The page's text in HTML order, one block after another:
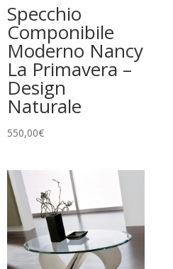
Specchio
Componibile
Moderno Nancy
La Primavera –
Design
Naturale
550,00€